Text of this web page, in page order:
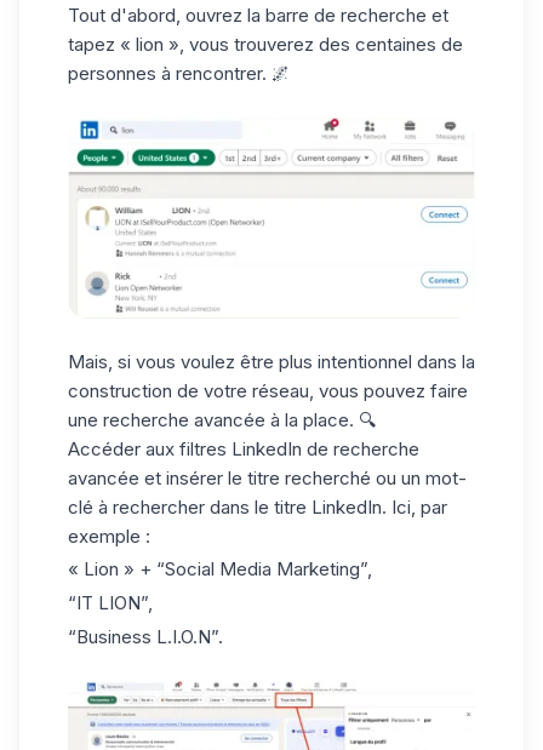
Tout d'abord, ouvrez la barre de recherche et
tapez « lion », vous trouverez des centaines de
personnes à rencontrer. 🌌
Mais, si vous voulez être plus intentionnel dans la
construction de votre réseau, vous pouvez faire
une recherche avancée à la place. 🔍
Accéder aux filtres LinkedIn de recherche
avancée et insérer le titre recherché ou un mot-
clé à rechercher dans le titre LinkedIn. Ici, par
exemple :
« Lion » + “Social Media Marketing”,
“IT LION”,
“Business L.I.O.N”.